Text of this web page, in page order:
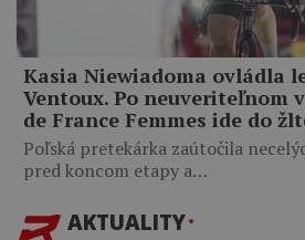
Kasia Niewiadoma ovládla
Ventoux. Po neuveriteľnom
de France Femmes ide do
Poľská pretekárka zaútočila
pred koncom etapy a…
AKTUALITY